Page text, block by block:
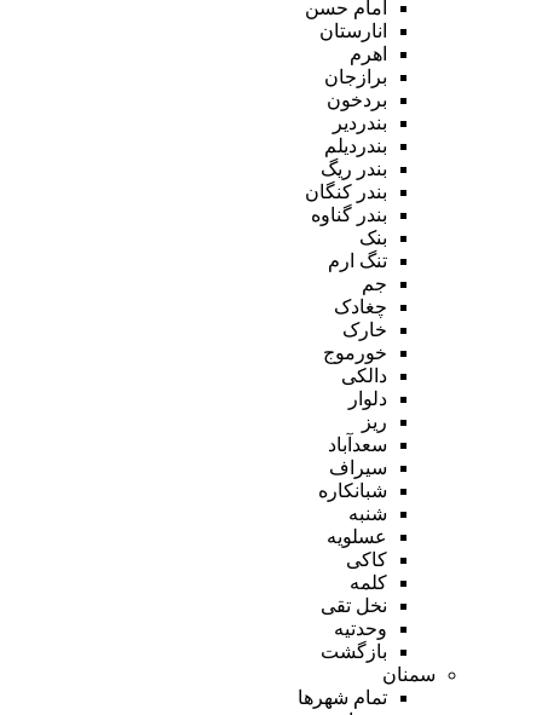
امام حسن
انارستان
اهرم
برازجان
بردخون
بندردیر
بندردیلم
بندر ریگ
بندر کنگان
بندر گناوه
بنک
تنگ ارم
جم
چغادک
خارک
خورموج
دالکی
دلوار
ریز
سعدآباد
سیراف
شبانکاره
شنبه
عسلویه
کاکی
کلمه
نخل تقی
وحدتیه
بازگشت
سمنان
تمام شهر‌ها